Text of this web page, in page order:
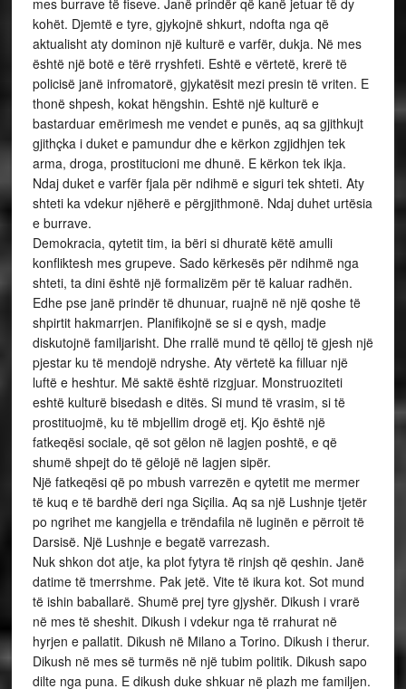
mes burrave të fiseve. Janë prindër që kanë jetuar të dy
kohët. Djemtë e tyre, gjykojnë shkurt, ndofta nga që
aktualisht aty dominon një kulturë e varfër, dukja. Në mes
është një botë e tërë rryshfeti. Eshtë e vërtetë, krerë të
policisë janë infromatorë, gjykatësit mezi presin të vriten. E
thonë shpesh, kokat hëngshin. Eshtë një kulturë e
bastarduar emërimesh me vendet e punës, aq sa gjithkujt
gjithçka i duket e pamundur dhe e kërkon zgjidhjen tek
arma, droga, prostitucioni me dhunë. E kërkon tek ikja.
Ndaj duket e varfër fjala për ndihmë e siguri tek shteti. Aty
shteti ka vdekur njëherë e përgjithmonë. Ndaj duhet urtësia
e burrave.
Demokracia, qytetit tim, ia bëri si dhuratë këtë amulli
konfliktesh mes grupeve. Sado kërkesës për ndihmë nga
shteti, ta dini është një formalizëm për të kaluar radhën.
Edhe pse janë prindër të dhunuar, ruajnë në një qoshe të
shpirtit hakmarrjen. Planifikojnë se si e qysh, madje
diskutojnë familjarisht. Dhe rrallë mund të qëlloj të gjesh një
pjestar ku të mendojë ndryshe. Aty vërtetë ka filluar një
luftë e heshtur. Më saktë është rizgjuar. Monstruoziteti
eshtë kulturë bisedash e ditës. Si mund të vrasim, si të
prostituojmë, ku të mbjellim drogë etj. Kjo është një
fatkeqësi sociale, që sot gëlon në lagjen poshtë, e që
shumë shpejt do të gëlojë në lagjen sipër.
Një fatkeqësi që po mbush varrezën e qytetit me mermer
të kuq e të bardhë deri nga Siçilia. Aq sa një Lushnje tjetër
po ngrihet me kangjella e trëndafila në luginën e përroit të
Darsisë. Një Lushnje e begatë varrezash.
Nuk shkon dot atje, ka plot fytyra të rinjsh që qeshin. Janë
datime të tmerrshme. Pak jetë. Vite të ikura kot. Sot mund
të ishin baballarë. Shumë prej tyre gjyshër. Dikush i vrarë
në mes të sheshit. Dikush i vdekur nga të rrahurat në
hyrjen e pallatit. Dikush në Milano a Torino. Dikush i therur.
Dikush në mes së turmës në një tubim politik. Dikush sapo
dilte nga puna. E dikush duke shkuar në plazh me familjen.